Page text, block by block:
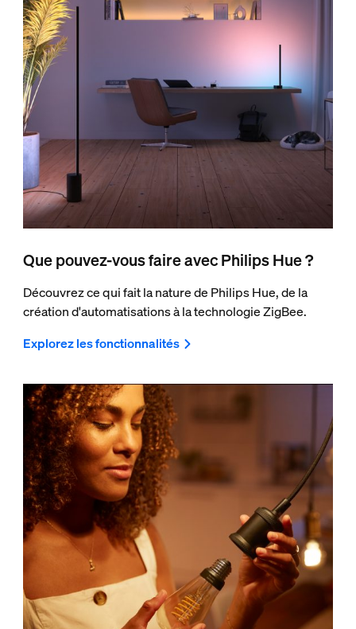
Que pouvez-vous faire avec Philips Hue ?
Découvrez ce qui fait la nature de Philips Hue, de la
création d'automatisations à la technologie ZigBee.
Explorez les fonctionnalités